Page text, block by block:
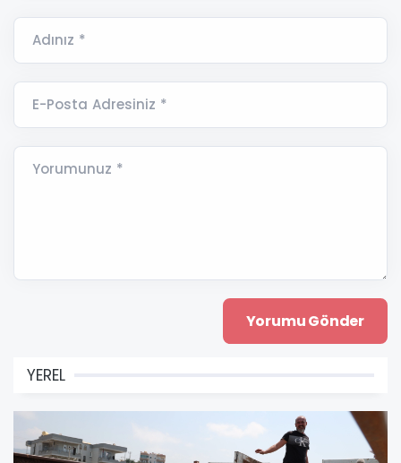
Adınız *
E-Posta Adresiniz *
Yorumunuz *
YEREL